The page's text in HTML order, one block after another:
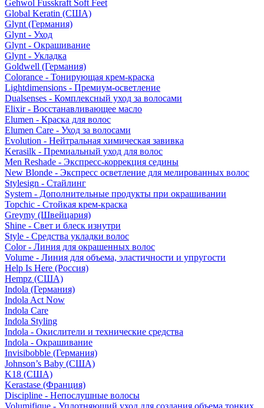
Gehwol Fusskraft Soft Feet
Global Keratin (США)
Glynt (Германия)
Glynt - Уход
Glynt - Окрашивание
Glynt - Укладка
Goldwell (Германия)
Colorance - Тонирующая крем-краска
Lightdimensions - Премиум-осветление
Dualsenses - Комплексный уход за волосами
Elixir - Восстанавливающее масло
Elumen - Краска для волос
Elumen Care - Уход за волосами
Evolution - Нейтральная химическая завивка
Kerasilk - Премиальный уход для волос
Men Reshade - Экспресс-коррекция седины
New Blonde - Экспресс осветление для мелированных волос
Stylesign - Стайлинг
System - Дополнительные продукты при окрашивании
Topchic - Стойкая крем-краска
Greymy (Швейцария)
Shine - Свет и блеск изнутри
Style - Средства укладки волос
Color - Линия для окрашенных волос
Volume - Линия для объема, эластичности и упругости
Help Is Here (Россия)
Hempz (США)
Indola (Германия)
Indola Act Now
Indola Care
Indola Styling
Indola - Окислители и технические средства
Indola - Окрашивание
Invisibobble (Германия)
Johnson’s Baby (США)
K18 (США)
Kerastase (Франция)
Discipline - Непослушные волосы
Volumifique - Уплотняющий уход для создания объема тонких